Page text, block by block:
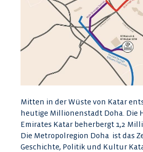
Mitten in der Wüste von Katar
heutige Millionenstadt Doha. Die
Emirates Katar beherbergt 1,2
Die Metropolregion Doha ist das
Geschichte, Politik und Kultur